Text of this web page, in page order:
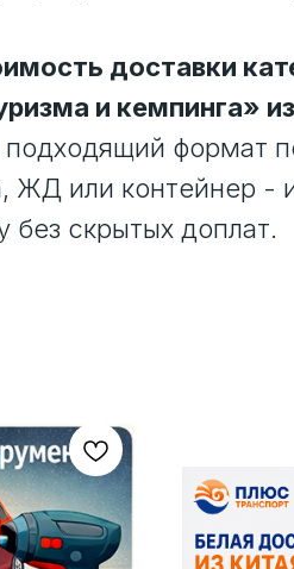
доставки
и кемпинга»
формат
ЖД или контейнер -
без скрытых доплат.